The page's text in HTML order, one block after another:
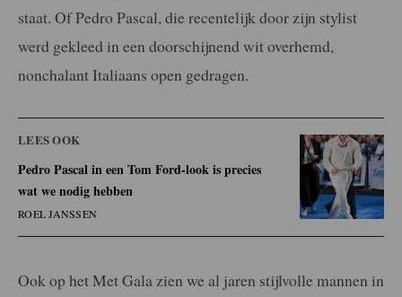
staat. Of Pedro Pascal, die recentelijk door zijn stylist
werd gekleed in een doorschijnend wit overhemd,
nonchalant Italiaans open gedragen.
LEES OOK
Pedro Pascal in een Tom Ford-look is precies
wat we nodig hebben
ROEL JANSSEN
Ook op het Met Gala zien we al jaren stijlvolle mannen in